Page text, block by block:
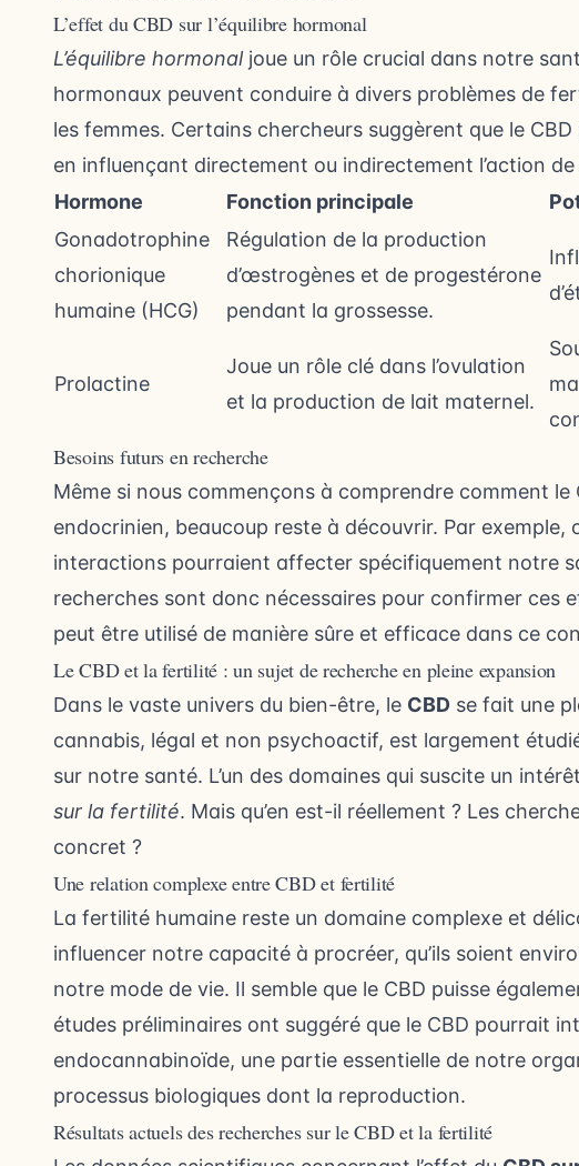
L’effet du CBD sur l’équilibre hormonal
L’équilibre hormonaljoue un rôle crucial dans notre
hormonaux peuvent conduire à divers problèmes de
les femmes. Certains chercheurs suggèrent que le
en influençant directement ou indirectement l’action
Hormone
Fonction principale
Gonadotrophine
chorionique
humaine (HCG)
Régulation de la production
d’œstrogènes et de progestérone
pendant la grossesse.
Prolactine
Joue un rôle clé dans l’ovulation
et la production de lait maternel.
Besoins futurs en recherche
Même si nous commençons à comprendre comment
endocrinien, beaucoup reste à découvrir. Par
interactions pourraient affecter spécifiquement notre
recherches sont donc nécessaires pour confirmer ces
peut être utilisé de manière sûre et efficace dans ce
Le CBD et la fertilité : un sujet de recherche en pleine expansion
Dans le vaste univers du bien-être, le CBD se fait une
cannabis, légal et non psychoactif, est largement
sur notre santé. L’un des domaines qui suscite un
sur la fertilité. Mais qu’en est-il réellement ? Les
concret ?
Une relation complexe entre CBD et fertilité
La fertilité humaine reste un domaine complexe et
influencer notre capacité à procréer, qu’ils soient
notre mode de vie. Il semble que le CBD puisse
études préliminaires ont suggéré que le CBD pourrait
endocannabinoïde, une partie essentielle de notre
processus biologiques dont la reproduction.
Résultats actuels des recherches sur le CBD et la fertilité